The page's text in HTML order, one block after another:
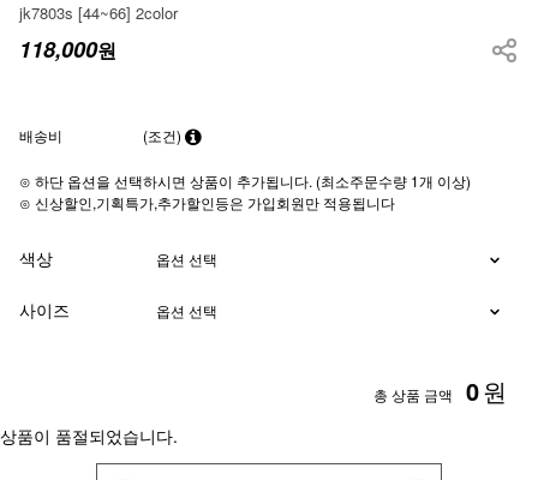
jk7803s [44~66] 2color
118,000원
배송비 (조건)
⊙ 하단 옵션을 선택하시면 상품이 추가됩니다. (최소주문수량 1개 이상)
⊙ 신상할인,기획특가,추가할인등은 가입회원만 적용됩니다
색상
사이즈
총 상품 금액 0원
상품이 품절되었습니다.